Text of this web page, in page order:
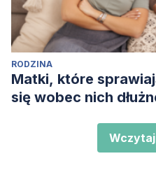
RODZINA
Matki, które
się wobec nich